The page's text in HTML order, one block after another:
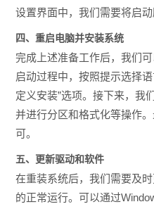
设置界面中，我们需要将启动
四、重启电脑并安装系统
完成上述准备工作后，我们
启动过程中，按照提示选择
定义安装”选项。接下来，我
并进行分区和格式化等操作
可。
五、更新驱动和软件
在重装系统后，我们需要及
的正常运行。可以通过